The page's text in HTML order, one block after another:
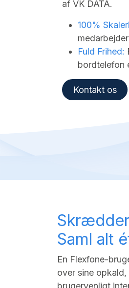
af VK DATA.
100%
Fuld Frihed:
bordtelefon
Kontakt os​
Saml alt
En Flexfone-
over sine
brugervenligt